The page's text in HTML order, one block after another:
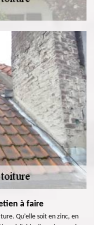
à faire
Qu’elle soit en zinc, en